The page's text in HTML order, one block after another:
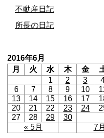
不動産日記
所長の日記
2016年6月
月
火 水 木 金
« 5月 7
1 2 3
6
7 8 9 10
13
14 15 16 17
20
21 22 23 24
27
28 29 30